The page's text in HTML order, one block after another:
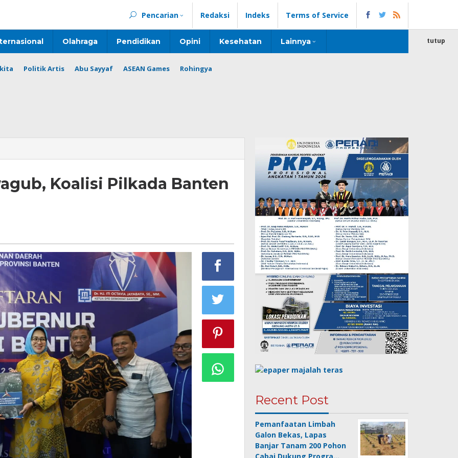
Pencarian Redaksi Indeks Terms of Service
Olahraga Pendidikan Opini Kesehatan Lainnya
Politik Artis Abu Sayyaf ASEAN Games Rohingya
tutup
Koalisi Pilkada Banten
Recent Post
Pemanfaatan Limbah
Galon Bekas, Lapas
Banjar Tanam 200 Pohon